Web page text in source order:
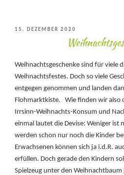
Erzeuger*innen?“
VERÖFFENTLICHT
15. DEZEMBER 2020
Weihnachtsgeschenke sind für viele
Weihnachtsfestes. Doch so viele
entgegen genommen und landen
Flohmarktkiste. Wie finden wir also
Irrsinn-Weihnachts-Konsum und
einmal lautet die Devise: Weniger ist
werden schon nur noch die Kinder
Erwachsenen können sich ja i.d.R.
erfüllen. Doch gerade den Kindern
Spielzeug unter den